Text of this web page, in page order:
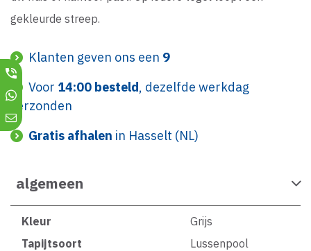
gekleurde streep.
Klanten geven ons een 9
Voor 14:00 besteld, dezelfde werkdag
verzonden
Gratis afhalen in Hasselt (NL)
algemeen
Kleur
Grijs
Tapijtsoort
Lussenpool